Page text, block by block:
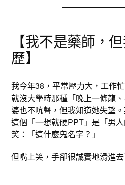
【我不是藥師，
歷】
我今年38，平常壓力大，工作
就沒大學時那種「晚上一條龍
婆也不吭聲，但我知道她失望
這個「一想就硬PPT」是「男
笑：「這什麼鬼名字？」
但嘴上笑，手卻很誠實地滑進